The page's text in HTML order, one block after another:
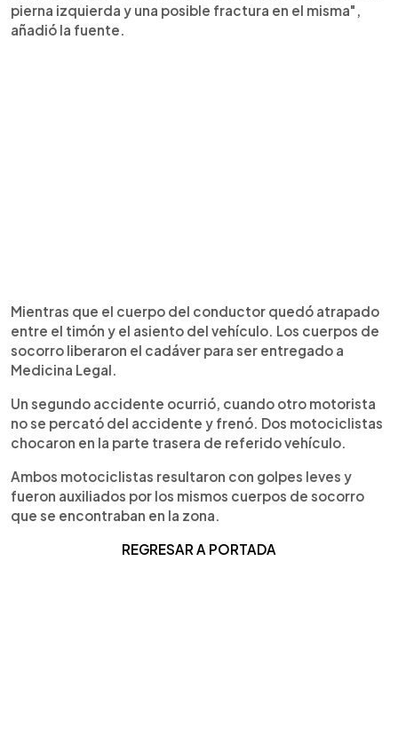
pierna izquierda y una posible fractura en el misma",
añadió la fuente.
Mientras que el cuerpo del conductor quedó atrapado
entre el timón y el asiento del vehículo. Los cuerpos de
socorro liberaron el cadáver para ser entregado a
Medicina Legal.
Un segundo accidente ocurrió, cuando otro motorista
no se percató del accidente y frenó. Dos motociclistas
chocaron en la parte trasera de referido vehículo.
Ambos motociclistas resultaron con golpes leves y
fueron auxiliados por los mismos cuerpos de socorro
que se encontraban en la zona.
REGRESAR A PORTADA